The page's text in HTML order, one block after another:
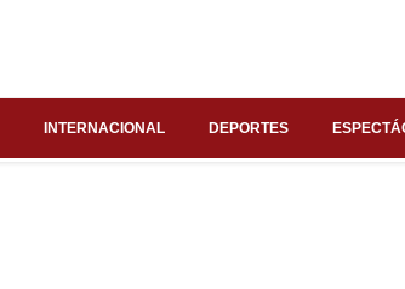
INTERNACIONAL DEPORTES